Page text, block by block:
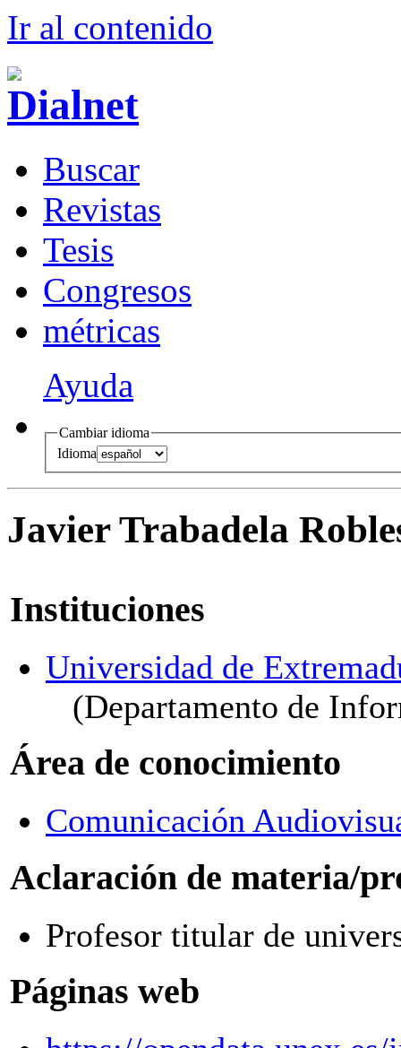
Ir al contenido
Buscar
Revistas
Tesis
Congresos
métricas
Ayuda
Cambiar idioma
Idioma
Javier Trabadela
Instituciones
Universidad de
(Departamento de
Área de conocimiento
Comunicación
Aclaración de materia/
Profesor titular de
Páginas web